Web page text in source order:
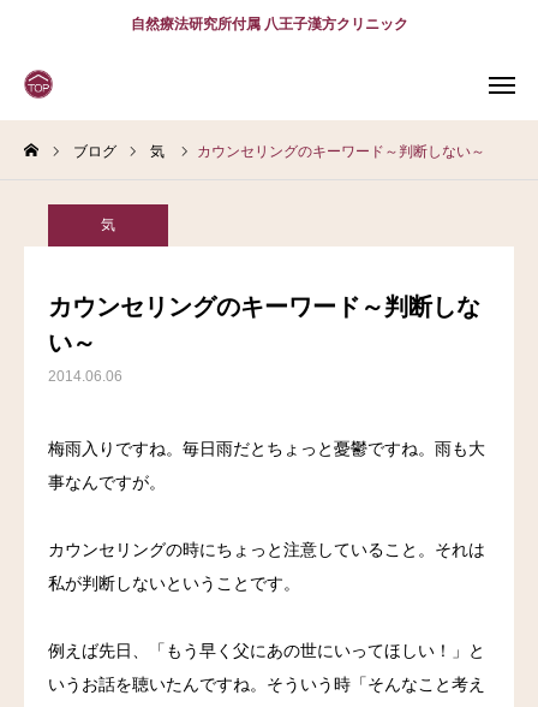
自然療法研究所付属 八王子漢方クリニック
ブログ 気 カウンセリングのキーワード～判断しない～
気
カウンセリングのキーワード～判断しな
い～
2014.06.06
梅雨入りですね。毎日雨だとちょっと憂鬱ですね。雨も大
事なんですが。
カウンセリングの時にちょっと注意していること。それは
私が判断しないということです。
例えば先日、「もう早く父にあの世にいってほしい！」と
いうお話を聴いたんですね。そういう時「そんなこと考え
WEB予約
電話予約
診療案内
料金
アクセス